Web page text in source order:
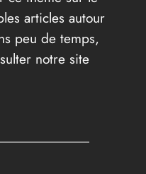
articles autour
peu de temps,
notre site